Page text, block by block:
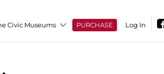
Civic Museums PURCHASE Log In